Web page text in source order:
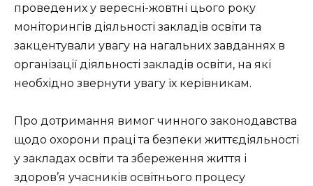
проведених у вересні-жовтні цього року
моніторингів діяльності закладів освіти та
закцентували увагу на нагальних завданнях в
організації діяльності закладів освіти, на які
необхідно звернути увагу їх керівникам.
Про дотримання вимог чинного законодавства
щодо охорони праці та безпеки життєдіяльності
у закладах освіти та збереження життя і
здоров’я учасників освітнього процесу